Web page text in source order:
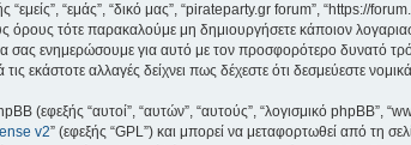
“εμάς”, “δικό μας”, “pirateparty.gr forum”, “https://
όρους τότε παρακαλούμε μη δημιουργήσετε κάποιον
σας ενημερώσουμε για αυτό με τον προσφορότερο δυνατό
εκάστοτε αλλαγές δείχνει πως δέχεστε ότι δεσμεύεστε
(εφεξής “αυτοί”, “αυτών”, “αυτούς”, “λογισμικό
v2” (εφεξής “GPL”) και μπορεί να μεταφορτωθεί από τη